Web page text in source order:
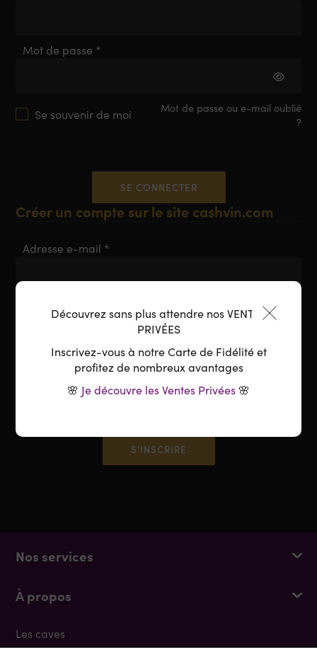
Mot de passe *
Se souvenir de moi Mot de passeou e-mail oublié
?
SE CONNECTER
Créer un compte sur le site cashvin.com
Adresse e-mail *
Vos données personnelles seront utilisées pour vous accompagner au
cours de votre visite du site web, gérer l’accès à votre compte, et
pour d’autres raisons décrites dans notre politique de confidentialité
S'INSCRIRE
Nos services
À propos
Les caves
Découvrez sans plus attendre nos VENTES
PRIVÉES
Inscrivez-vous à notre Carte de Fidélité et
profitez de nombreux avantages
🌸 Je découvre les Ventes Privées 🌸